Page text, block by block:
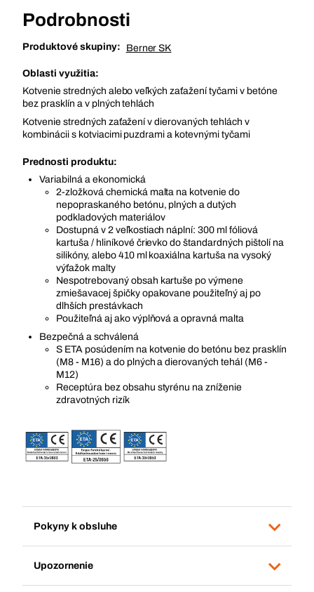
Podrobnosti
Produktové skupiny: Berner SK
Oblasti využitia:
Kotvenie stredných alebo veľkých zaťažení tyčami v betóne
bez prasklín a v plných tehlách
Kotvenie stredných zaťažení v dierovaných tehlách v
kombinácii s kotviacimi puzdrami a kotevnými tyčami
Prednosti produktu:
Variabilná a ekonomická
2-zložková chemická malta na kotvenie do
nepopraskaného betónu, plných a dutých
podkladových materiálov
Dostupná v 2 veľkostiach náplní: 300 ml fóliová
kartuša / hliníkové črievko do štandardných pištolí na
silikóny, alebo 410 ml koaxiálna kartuša na vysoký
výťažok malty
Nespotrebovaný obsah kartuše po výmene
zmiešavacej špičky opakovane použiteľný aj po
dlhších prestávkach
Použiteľná aj ako výplňová a opravná malta
Bezpečná a schválená
S ETA posúdením na kotvenie do betónu bez prasklín
(M8 - M16) a do plných a dierovaných tehál (M6 -
M12)
Receptúra bez obsahu styrénu na zníženie
zdravotných rizík
Pokyny k obsluhe
Upozornenie